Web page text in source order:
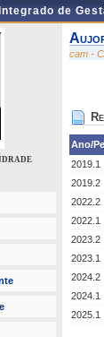
de
cam -
Ano/
2019.1
2019.2
2022.2
2022.1
2023.2
2023.1
2024.2
2024.1
2025.1